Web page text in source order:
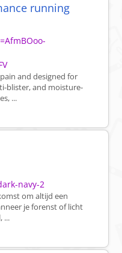
running
and designed for
blister, and moisture-
...
navy-2
om altijd een
je forenst of licht
...